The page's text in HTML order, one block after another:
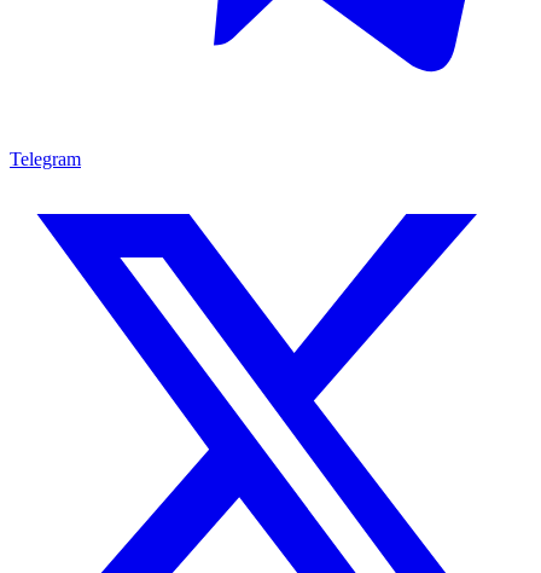
Telegram